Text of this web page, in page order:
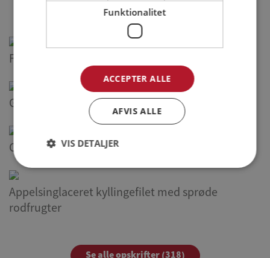
Relaterede opskrifter
Frokostsalat med kyllingefilet
Grillet karrysteak med kokos- og mangosalat
Cremet kyllingesuppe
Appelsinglaceret kyllingefilet med sprøde
rodfrugter
Funktionalitet
ACCEPTER ALLE
AFVIS ALLE
VIS DETALJER